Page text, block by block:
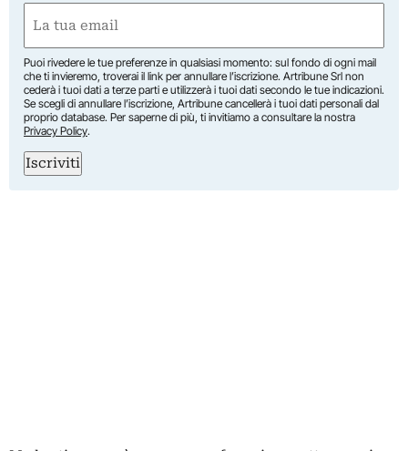
Nome
(Obbligatorio)
Puoi rivedere le tue preferenze in qualsiasi momento: sul fondo di ogni mail
che ti invieremo, troverai il link per annullare l’iscrizione. Artribune Srl non
cederà i tuoi dati a terze parti e utilizzerà i tuoi dati secondo le tue indicazioni.
Se scegli di annullare l’iscrizione, Artribune cancellerà i tuoi dati personali dal
proprio database. Per saperne di più, ti invitiamo a consultare la nostra
Privacy Policy.
Iscriviti